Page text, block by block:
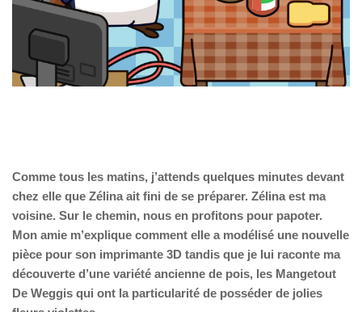
Comme tous les matins, j’attends quelques minutes devant
chez elle que Zélina ait fini de se préparer. Zélina est ma
voisine. Sur le chemin, nous en profitons pour papoter.
Mon amie m’explique comment elle a modélisé une nouvelle
pièce pour son imprimante 3D tandis que je lui raconte ma
découverte d’une variété ancienne de pois, les Mangetout
De Weggis qui ont la particularité de posséder de jolies